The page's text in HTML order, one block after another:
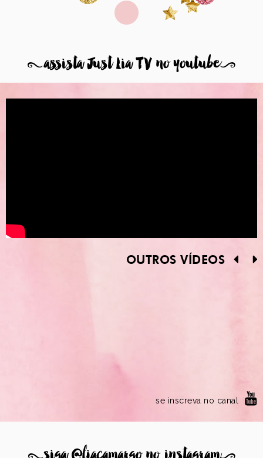
8assista Just Lia TV no youtube9
OUTROS VÍDEOS
se inscreva no canal